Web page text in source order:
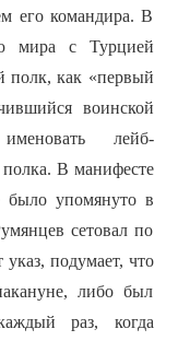
его командира. В
мира с Турцией
полк, как «первый
воинской
лейб-
В манифесте
было упомянуто в
сетовал по
подумает, что
либо был
раз, когда